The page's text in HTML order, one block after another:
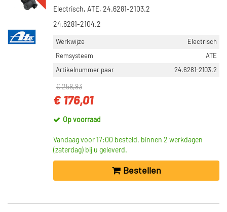
Electrisch, ATE, 24.6281-2103.2
24.6281-2104.2
Werkwijze
Electrisch
Remsysteem
ATE
Artikelnummer paar
24.6281-2103.2
€ 258,83
€ 176,01
Op voorraad
Vandaag voor 17:00 besteld, binnen 2 werkdagen
(zaterdag) bij u geleverd.
Bestellen